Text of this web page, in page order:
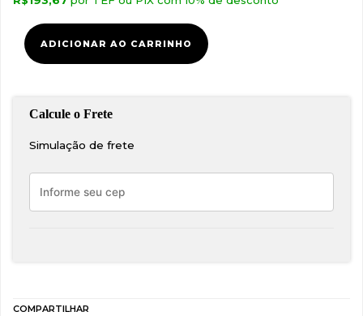
em
Silicone
Vermelha
EMPI
ADICIONAR AO CARRINHO
Simulação de frete
COMPARTILHAR